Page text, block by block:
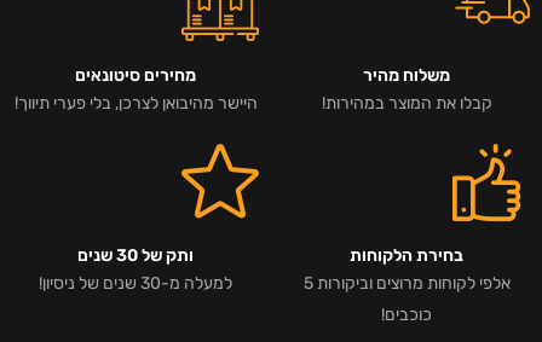
משלוח מהיר
קבלו את המוצר במהירות!
מחירים סיטונאים
היישר מהיבואן לצרכן, בלי פערי תיווך!
בחירת הלקוחות
אלפי לקוחות מרוצים וביקורות 5
כוכבים!
ותק של 30 שנים
למעלה מ-30 שנים של ניסיון!